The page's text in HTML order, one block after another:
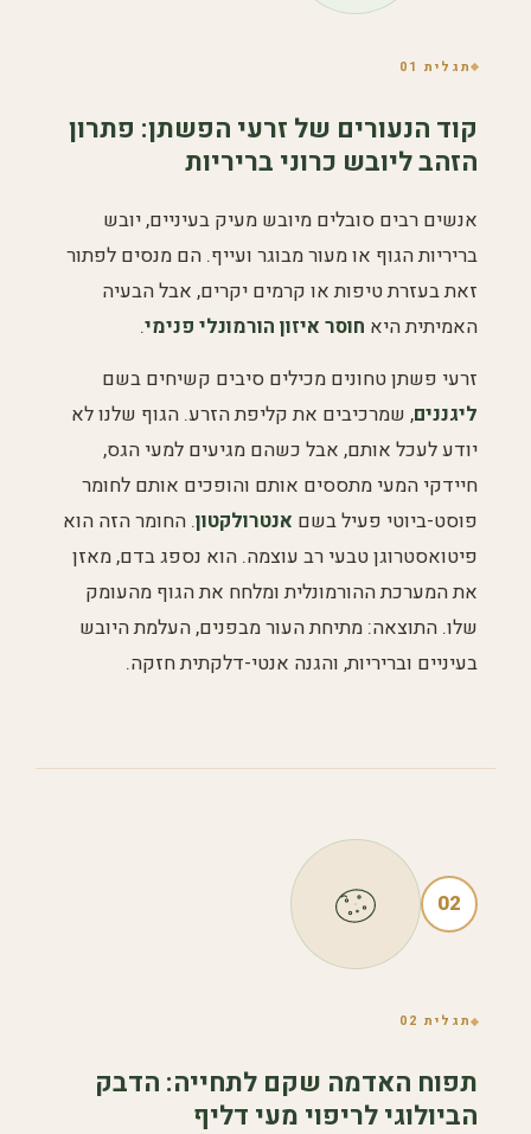
תגלית 01
קוד הנעורים של זרעי הפשתן: פתרון
הזהב ליובש כרוני בריריות
אנשים רבים סובלים מיובש מעיק בעיניים, יובש
בריריות הגוף או מעור מבוגר ועייף. הם מנסים לפתור
זאת בעזרת טיפות או קרמים יקרים, אבל הבעיה
האמיתית היא חוסר איזון הורמונלי פנימי.
זרעי פשתן טחונים מכילים סיבים קשיחים בשם
ליגננים, שמרכיבים את קליפת הזרע. הגוף שלנו לא
יודע לעכל אותם, אבל כשהם מגיעים למעי הגס,
חיידקי המעי מתססים אותם והופכים אותם לחומר
פוסט-ביוטי פעיל בשם אנטרולקטון. החומר הזה הוא
פיטואסטרוגן טבעי רב עוצמה. הוא נספג בדם, מאזן
את המערכת ההורמונלית ומלחח את הגוף מהעומק
שלו. התוצאה: מתיחת העור מבפנים, העלמת היובש
בעיניים ובריריות, והגנה אנטי-דלקתית חזקה.
02
תגלית 02
תפוח האדמה שקם לתחייה: הדבק
הביולוגי לריפוי מעי דליף